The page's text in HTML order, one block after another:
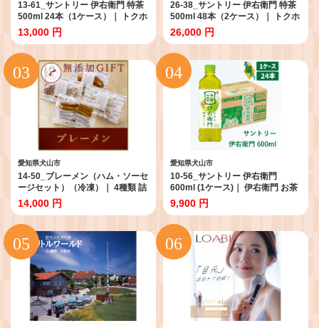
13-61_サントリー 伊右衛門 特茶
500ml 24本（1ケース）｜ トクホ
特保 特定保健用食品 お茶 清涼飲
料 ペットボトル 緑茶 1ケース 24
本 脂肪 体脂肪 脂肪分解 お食事 食
事 飲料 ドリンク ケルセチン ケル
セチンゴールド ケルセチン配糖体
愛知 愛知県
13,000 円
26-38_サントリー 伊右衛門 特茶
500ml 48本（2ケース）｜ トクホ
特保 特定保健用食品 お茶 清涼飲
料 ペットボトル 緑茶 2ケース 48
本 脂肪 体脂肪 脂肪分解 お食事 食
事 飲料 ドリンク 飲料類 ケルセチ
ン ケルセチンゴールド ケルセチ
ン配糖体 愛知 愛知県
26,000 円
愛知県犬山市
14-50_ブレーメン（ハム・ソーセ
ージセット）（冷凍）｜ 4種類 詰
め合わせ 添加物不使用 無添加 ウ
インナー ソーセージ スモークチ
キン ポーク チキン 豚肉 鶏肉 グル
メ お取り寄せ コンテスト受賞 こ
だわり 冷蔵 オードブル お歳暮 サ
イトウハム SAITOHAM
14,000 円
愛知県犬山市
10-56_サントリー 伊右衛門
600ml (1ケース)｜ 伊右衛門 お茶
清涼飲料 ペットボトル 1ケース
24本 600ml お食事 食事 飲料 ドリ
ンク ストック 飲料類 愛知県 犬山
市 尾張 名古屋
9,900 円